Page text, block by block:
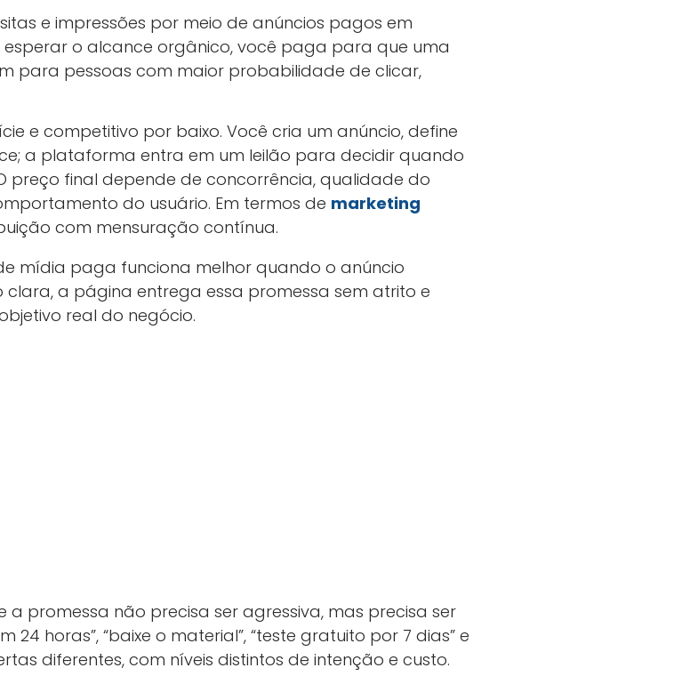
e impressões por meio de anúncios pagos em
esperar o alcance orgânico, você paga para que uma
para pessoas com maior probabilidade de clicar,
e competitivo por baixo. Você cria um anúncio, define
a plataforma entra em um leilão para decidir quando
preço final depende de concorrência, qualidade do
do usuário. Em termos de marketing
com mensuração contínua.
mídia paga funciona melhor quando o anúncio
a página entrega essa promessa sem atrito e
real do negócio.
promessa não precisa ser agressiva, mas precisa ser
24 horas”, “baixe o material”, “teste gratuito por 7 dias” e
diferentes, com níveis distintos de intenção e custo.